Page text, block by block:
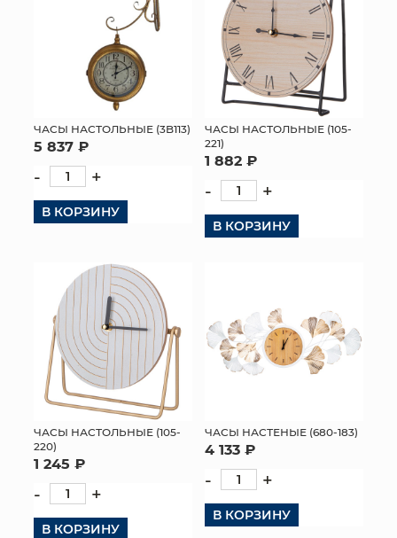
ПАКЕТЫ И СУМКИ
ПОДАРОЧНЫЕ КАРТЫ
ОПТОВЫМ КЛИЕНТАМ
ДОСТАВКА И ОПЛАТА
КОНТАКТЫ
ЧАСЫ НАСТОЛЬНЫЕ (3B113)
5 837 ₽
- +
В КОРЗИНУ
ЧАСЫ НАСТОЛЬНЫЕ (105-
221)
1 882 ₽
- +
В КОРЗИНУ
ЧАСЫ НАСТОЛЬНЫЕ (105-
220)
1 245 ₽
- +
В КОРЗИНУ
ЧАСЫ НАСТЕНЫЕ (680-183)
4 133 ₽
- +
В КОРЗИНУ